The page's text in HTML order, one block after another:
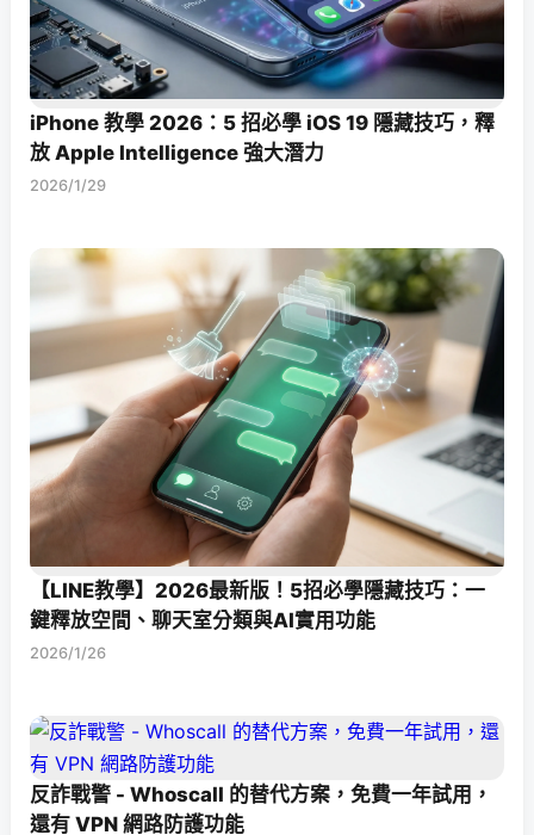
iPhone 教學 2026：5 招必學 iOS 19 隱藏技巧，釋
放 Apple Intelligence 強大潛力
2026/1/29
【LINE教學】2026最新版！5招必學隱藏技巧：一
鍵釋放空間、聊天室分類與AI實用功能
2026/1/26
反詐戰警 - Whoscall 的替代方案，免費一年試用，
還有 VPN 網路防護功能